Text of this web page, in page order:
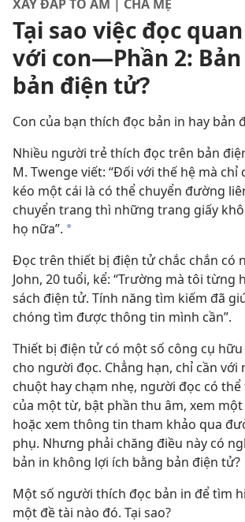
XÂY ĐẮP TỔ ẤM | CHA MẸ
Tại sao việc đọc
với con—Phần 2:
bản điện tử?
Con của bạn thích đọc bản in hay bản
Nhiều người trẻ thích đọc trên bản
M. Twenge viết: “Đối với thế hệ mà chỉ
kéo một cái là có thể chuyển đường
chuyển trang thì những trang giấy
họ nữa”. a
Đọc trên thiết bị điện tử chắc chắn có
John, 20 tuổi, kể: “Trường mà tôi từng
sách điện tử. Tính năng tìm kiếm đã
chóng tìm được thông tin mình cần”.
Thiết bị điện tử có một số công cụ
cho người đọc. Chẳng hạn, chỉ cần với
chuột hay chạm nhẹ, người đọc có
của một từ, bật phần thu âm, xem
hoặc xem thông tin tham khảo qua
phụ. Nhưng phải chăng điều này có
bản in không lợi ích bằng bản điện tử?
Một số người thích đọc bản in để tìm
một đề tài nào đó. Tại sao?